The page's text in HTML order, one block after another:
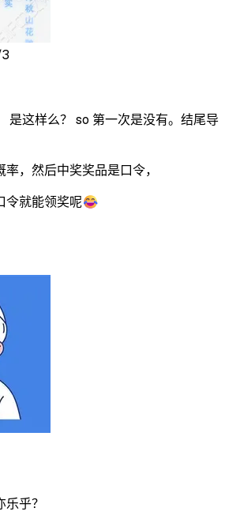
是这样么？ so 第一次是没有。结尾导
，然后中奖奖品是口令，
令就能领奖呢😂
乎？